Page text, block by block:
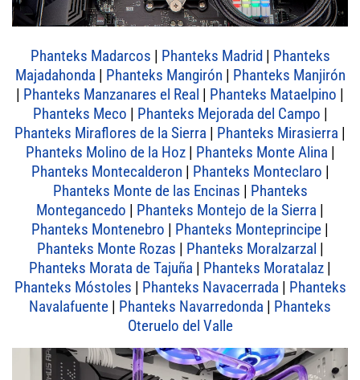
Phanteks Madarcos | Phanteks Madrid| Phanteks
Majadahonda | Phanteks Mangirón | Phanteks Manjirón
| Phanteks Manzanares el Real | Phanteks Mataelpino |
Phanteks Meco | Phanteks Mejorada del Campo |
Phanteks Miraflores de la Sierra | Phanteks Mirasierra |
Phanteks Molino de la Hoz| Phanteks Monte Alina |
Phanteks Montecalderon | Phanteks Monteclaro |
Phanteks Monte de las Encinas | Phanteks
Montegancedo | Phanteks Montejo de la Sierra |
Phanteks Montenebro | Phanteks Monteprincipe |
Phanteks Monte Rozas | Phanteks Moralzarzal |
Phanteks Morata de Tajuña | Phanteks Moratalaz |
Phanteks Móstoles | Phanteks Navacerrada | Phanteks
Navalafuente | Phanteks Navarredonda | Phanteks
Oteruelo del Valle